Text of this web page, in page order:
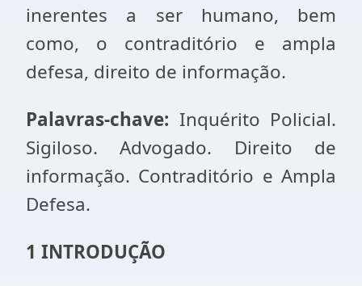
inerentes a ser humano, bem
como, o contraditório e ampla
defesa, direito de informação.
Palavras-chave: Inquérito Policial.
Sigiloso. Advogado. Direito de
informação. Contraditório e Ampla
Defesa.
1 INTRODUÇÃO